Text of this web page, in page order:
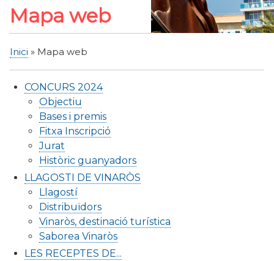
Mapa web
Inici Mapa web
CONCURS 2024
Objectiu
Bases i premis
Fitxa Inscripció
Jurat
Històric guanyadors
LLAGOSTI DE VINARÒS
Llagostí
Distribuïdors
Vinaròs, destinació turística
Saborea Vinaròs
LES RECEPTES DE...